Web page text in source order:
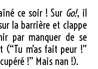
ce soir ! Sur Go!, il
la barrière et clappe
par manquer de se
m’as fait peur !”
!” Mais nan !).